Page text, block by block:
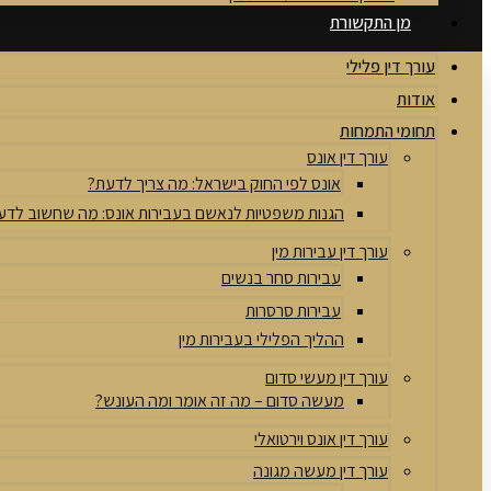
מן התקשורת
עורך דין פלילי
אודות
תחומי התמחות
עורך דין אונס
אונס לפי החוק בישראל: מה צריך לדעת?
הגנות משפטיות לנאשם בעבירות אונס: מה שחשוב
עורך דין עבירות מין
עבירות סחר בנשים
עבירות סרסרות
ההליך הפלילי בעבירות מין
עורך דין מעשי סדום
מעשה סדום – מה זה אומר ומה העונש?
עורך דין אונס וירטואלי
עורך דין מעשה מגונה